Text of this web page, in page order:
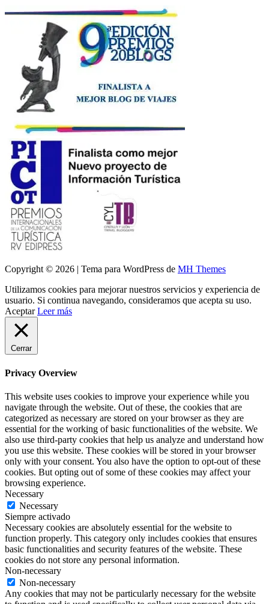
Copyright © 2026 | Tema para WordPress de MH Themes
Utilizamos cookies para mejorar nuestros servicios y experiencia de
usuario. Si continua navegando, consideramos que acepta su uso.
Aceptar Leer más
Cerrar
Privacy Overview
This website uses cookies to improve your experience while you
navigate through the website. Out of these, the cookies that are
categorized as necessary are stored on your browser as they are
essential for the working of basic functionalities of the website. We
also use third-party cookies that help us analyze and understand how
you use this website. These cookies will be stored in your browser
only with your consent. You also have the option to opt-out of these
cookies. But opting out of some of these cookies may affect your
browsing experience.
Necessary
Necessary
Siempre activado
Necessary cookies are absolutely essential for the website to
function properly. This category only includes cookies that ensures
basic functionalities and security features of the website. These
cookies do not store any personal information.
Non-necessary
Non-necessary
Any cookies that may not be particularly necessary for the website